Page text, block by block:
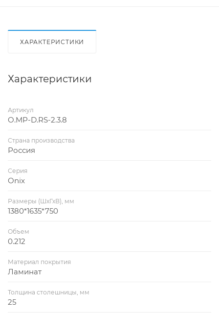
ХАРАКТЕРИСТИКИ
Характеристики
Артикул
O.MP-D.RS-2.3.8
Страна производства
Россия
Серия
Onix
Размеры (ШхГхВ), мм
1380*1635*750
Объем
0.212
Материал покрытия
Ламинат
Толщина столешницы, мм
25